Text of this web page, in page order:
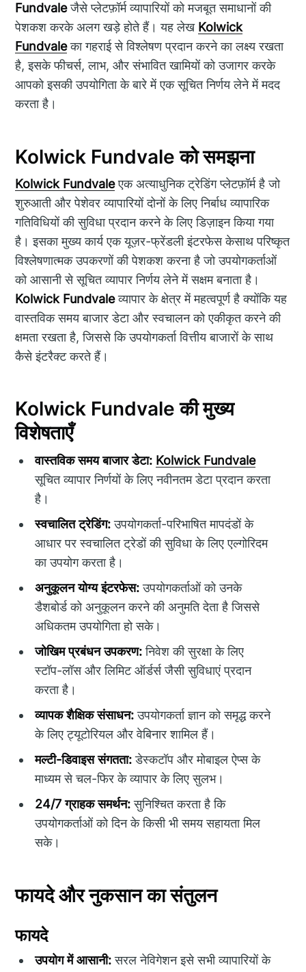
Fundvaleजैसे प्लेटफ़ॉर्म व्यापारियों को मजबूत समाधानों की
पेशकश करके अलग खड़े होते हैं। यह लेख Kolwick
Fundvaleका गहराई से विश्लेषण प्रदान करने का लक्ष्य रखता
है, इसके फीचर्स, लाभ, और संभावित खामियों को उजागर करके
आपको इसकी उपयोगिता के बारे में एक सूचित निर्णय लेने में मदद
करता है।
Kolwick Fundvale को समझना
Kolwick Fundvaleएक अत्याधुनिक ट्रेडिंग प्लेटफ़ॉर्म है जो
शुरुआती और पेशेवर व्यापारियों दोनों के लिए निर्बाध व्यापारिक
गतिविधियों की सुविधा प्रदान करने के लिए डिज़ाइन किया गया
है। इसका मुख्य कार्य एक यूज़र-फ्रेंडली इंटरफेस केसाथ परिष्कृत
विश्लेषणात्मक उपकरणों की पेशकश करना है जो उपयोगकर्ताओं
को आसानी से सूचित व्यापार निर्णय लेने में सक्षम बनाता है।
Kolwick Fundvaleव्यापार के क्षेत्र में महत्वपूर्ण है क्योंकि यह
वास्तविक समय बाजार डेटा और स्वचालन को एकीकृत करने की
क्षमता रखता है, जिससे कि उपयोगकर्ता वित्तीय बाजारों के साथ
कैसे इंटरैक्ट करते हैं।
Kolwick Fundvale की मुख्य
विशेषताएँ
वास्तविक समय बाजार डेटा: Kolwick Fundvale
सूचित व्यापार निर्णयों के लिए नवीनतम डेटा प्रदान करता
है।
स्वचालित ट्रेडिंग:उपयोगकर्ता-परिभाषित मापदंडों के
आधार पर स्वचालित ट्रेडों की सुविधा के लिए एल्गोरिदम
का उपयोग करता है।
अनुकूलन योग्य इंटरफेस:उपयोगकर्ताओं को उनके
डैशबोर्ड को अनुकूलन करने की अनुमति देता है जिससे
अधिकतम उपयोगिता हो सके।
जोखिम प्रबंधन उपकरण:निवेश की सुरक्षा के लिए
स्टॉप-लॉस और लिमिट ऑर्डर्स जैसी सुविधाएं प्रदान
करता है।
व्यापक शैक्षिक संसाधन:उपयोगकर्ता ज्ञान को समृद्ध करने
के लिए ट्यूटोरियल और वेबिनार शामिल हैं।
मल्टी-डिवाइस संगतता:डेस्कटॉप और मोबाइल ऐप्स के
माध्यम से चल-फिर के व्यापार के लिए सुलभ।
24/7 ग्राहक समर्थन:सुनिश्चित करता है कि
उपयोगकर्ताओं को दिन के किसी भी समय सहायता मिल
सके।
फायदे और नुकसान का संतुलन
फायदे
उपयोग में आसानी:सरल नेविगेशन इसे सभी व्यापारियों के